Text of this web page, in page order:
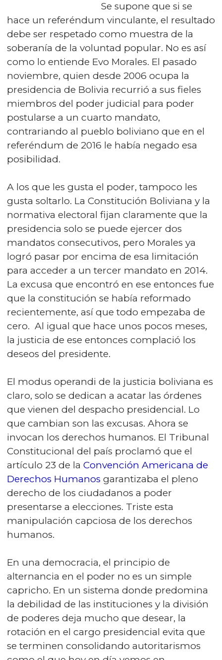
Se supone que si se
hace un referéndum vinculante, el resultado
debe ser respetado como muestra de la
soberanía de la voluntad popular. No es así
como lo entiende Evo Morales. El pasado
noviembre, quien desde 2006 ocupa la
presidencia de Bolivia recurrió a sus fieles
miembros del poder judicial para poder
postularse a un cuarto mandato,
contrariando al pueblo boliviano que en el
referéndum de 2016 le había negado esa
posibilidad.
A los que les gusta el poder, tampoco les
gusta soltarlo. La Constitución Boliviana y la
normativa electoral fijan claramente que la
presidencia solo se puede ejercer dos
mandatos consecutivos, pero Morales ya
logró pasar por encima de esa limitación
para acceder a un tercer mandato en 2014.
La excusa que encontró en ese entonces fue
que la constitución se había reformado
recientemente, así que todo empezaba de
cero. Al igual que hace unos pocos meses,
la justicia de ese entonces complació los
deseos del presidente.
El modus operandi de la justicia boliviana es
claro, solo se dedican a acatar las órdenes
que vienen del despacho presidencial. Lo
que cambian son las excusas. Ahora se
invocan los derechos humanos. El Tribunal
Constitucional del país proclamó que el
artículo 23 de la Convención Americana de
Derechos Humanos garantizaba el pleno
derecho de los ciudadanos a poder
presentarse a elecciones. Triste esta
manipulación capciosa de los derechos
humanos.
En una democracia, el principio de
alternancia en el poder no es un simple
capricho. En un sistema donde predomina
la debilidad de las instituciones y la división
de poderes deja mucho que desear, la
rotación en el cargo presidencial evita que
se terminen consolidando autoritarismos